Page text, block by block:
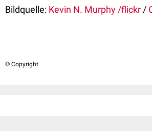
Bildquelle: Kevin N. Murphy /flickr /
© Copyright